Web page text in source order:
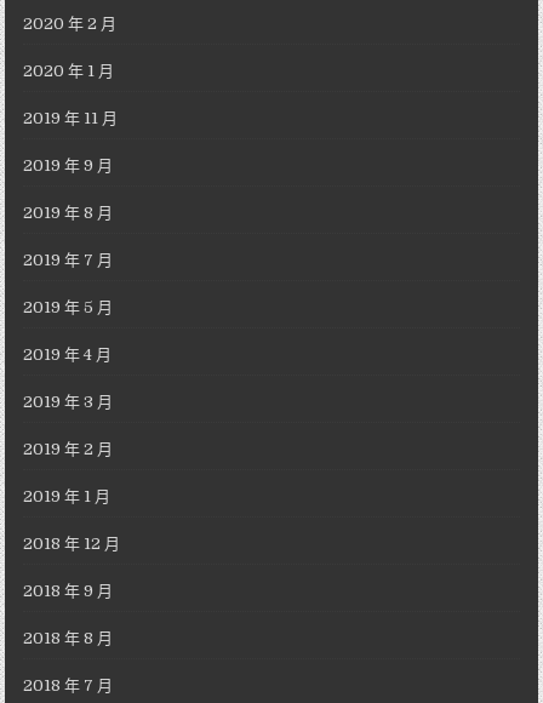
2020 年 2 月
2020 年 1 月
2019 年 11 月
2019 年 9 月
2019 年 8 月
2019 年 7 月
2019 年 5 月
2019 年 4 月
2019 年 3 月
2019 年 2 月
2019 年 1 月
2018 年 12 月
2018 年 9 月
2018 年 8 月
2018 年 7 月